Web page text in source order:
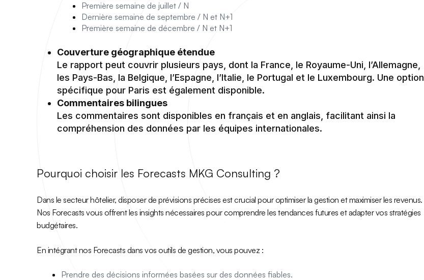
Première semaine de juillet / N
Dernière semaine de septembre / N et N+1
Première semaine de décembre / N et N+1
Couverture géographique étendue
Le rapport peut couvrir plusieurs pays, dont la France, le Royaume-Uni, l’Allemagne,
les Pays-Bas, la Belgique, l’Espagne, l’Italie, le Portugal et le Luxembourg. Une option
spécifique pour Paris est également disponible.
Commentaires bilingues
Les commentaires sont disponibles en français et en anglais, facilitant ainsi la
compréhension des données par les équipes internationales.
Pourquoi choisir les Forecasts MKG Consulting ?
Dans le secteur hôtelier, disposer de prévisions précises est crucial pour optimiser la gestion et maximiser les revenus.
Nos Forecasts vous offrent les insights nécessaires pour comprendre les tendances futures et adapter vos stratégies
budgétaires.
En intégrant nos Forecasts dans vos outils de gestion, vous pouvez :
Prendre des décisions informées basées sur des données fiables.